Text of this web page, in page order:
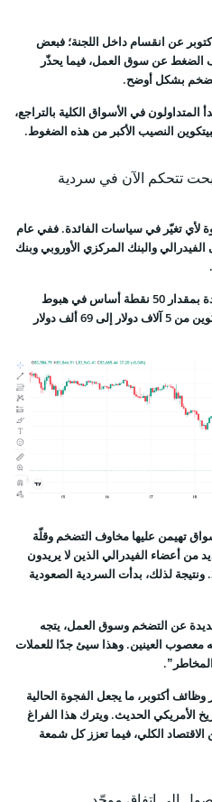
عن انقسام داخل اللجنة؛ فبعض
الضغط عن سوق العمل، فيما يحذّر
بشكل أوضح.
في الأسواق الكلية بالتراجع،
النصيب الأكبر من هذه الضغوط.
تتحكم الآن في سردية
لأي تغيّر في سياسات الفائدة. ففي عام
الفيدرالي والبنك المركزي الأوروبي وبنك
وفي 2020، تسبب خفض مفاجئ للفائدة بمقدار 50 نقطة أساس في هبوط
سريع، لكنه مهد لاحقًا لصعود دفع البيتكوين من 5 آلاف دولار إلى 69 ألف دولار
تهيمن عليها مخاوف التضخم وقلّة
من أعضاء الفيدرالي الذين لا يريدون
تكرار وتيرة التيسير السريعة في 2020. ونتيجة لذلك، بدأت السردية الصعودية
عن التضخم وسوق العمل، يتجه
معصوب العينين. وهذا سيئ جدًا للعملات
أكتوبر، ما يجعل الفجوة الحالية
الأمريكي الحديث. ويترك هذا الفراغ
الكلي، فيما تعزز كل شمعة